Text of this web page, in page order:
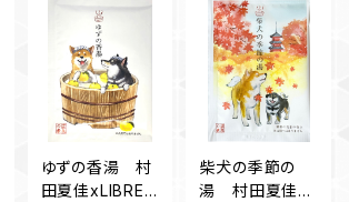
ゆずの香湯 村
田夏佳xLIBRET
柴犬の季節の
湯 村田夏佳xL